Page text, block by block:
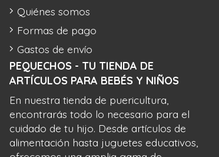
PEQUECHOS - TU TIENDA DE
ARTÍCULOS PARA BEBÉS Y NIÑOS
En nuestra tienda de puericultura,
encontrarás todo lo necesario para el
cuidado de tu hijo. Desde artículos de
alimentación hasta juguetes educativos,
Quiénes somos
Formas de pago
Gastos de envío